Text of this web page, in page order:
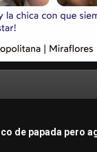
de papada pero